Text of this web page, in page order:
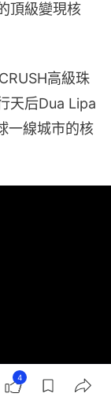
頂級變現核
高級珠
天后Dua Lipa
一線城市的核
4